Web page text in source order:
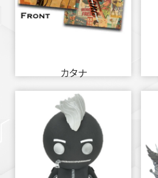
カタナ